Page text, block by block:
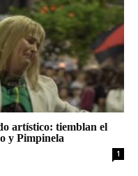
artístico: tiemblan el
y Pimpinela
1